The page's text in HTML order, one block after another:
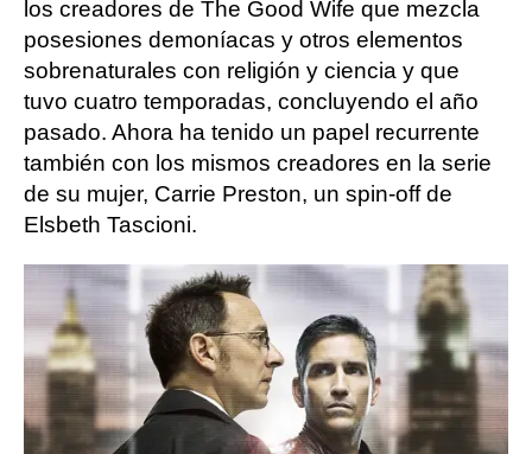
los creadores de The Good Wife que mezcla
posesiones demoníacas y otros elementos
sobrenaturales con religión y ciencia y que
tuvo cuatro temporadas, concluyendo el año
pasado. Ahora ha tenido un papel recurrente
también con los mismos creadores en la serie
de su mujer, Carrie Preston, un spin-off de
Elsbeth Tascioni.